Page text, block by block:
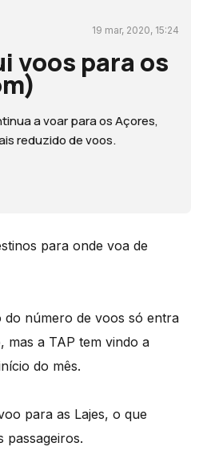
19 mar, 2020, 15:24
voos para os
a voar para os Açores,
reduzido de voos.
para onde voa de
do número de voos só entra
mas a TAP tem vindo a
do mês.
para as Lajes, o que
passageiros.